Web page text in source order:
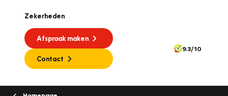
Zekerheden
Afspraak maken
Contact
9.3/10